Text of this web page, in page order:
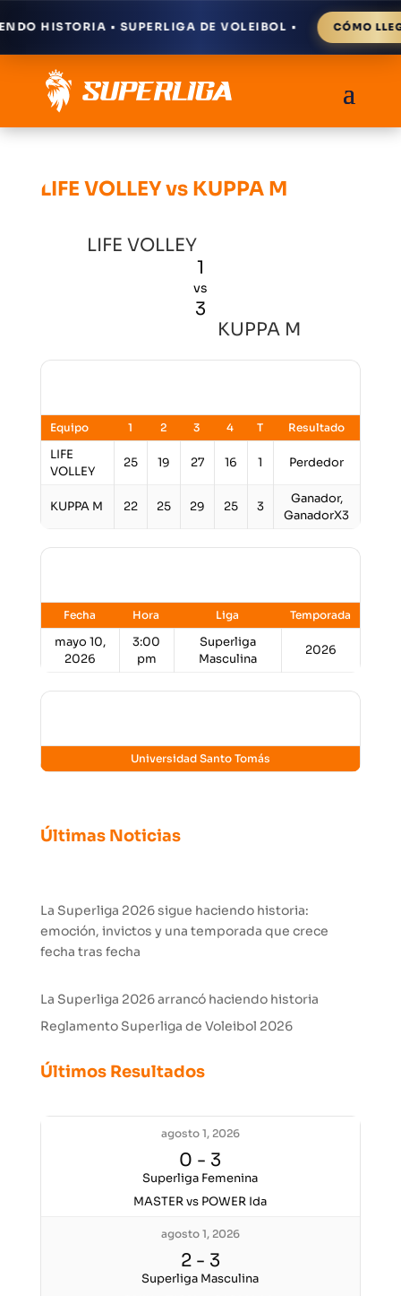
HISTORIA • SUPERLIGA DE VOLEIBOL • CÓMO
LIFE VOLLEY vs KUPPA M
LIFE VOLLEY
1
vs
3
KUPPA M
Equipo 1 2 3 4 T Resultado
LIFE
VOLLEY
25 19 27 16 1 Perdedor
KUPPA M 22 25 29 25 3
Ganador,
GanadorX3
Fecha Hora Liga Temporada
mayo 10,
2026
3:00
pm
Superliga
Masculina
2026
Universidad Santo Tomás
Últimas Noticias
La Superliga 2026 sigue haciendo historia:
emoción, invictos y una temporada que crece
fecha tras fecha
La Superliga 2026 arrancó haciendo historia
Reglamento Superliga de Voleibol 2026
Últimos Resultados
agosto 1, 2026
0 - 3
Superliga Femenina
MASTER vs POWER Ida
agosto 1, 2026
2- 3
Superliga Masculina